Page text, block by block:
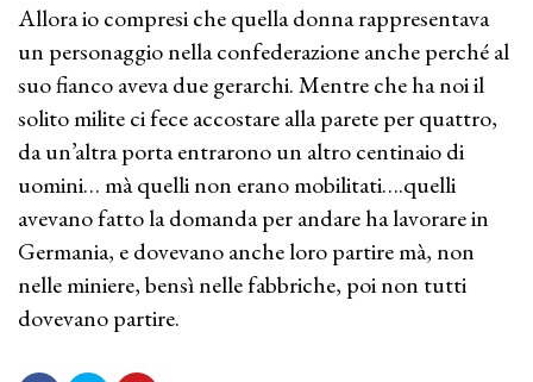
Allora io compresi che quella donna rappresentava
un personaggio nella confederazione anche perché al
suo fianco aveva due gerarchi. Mentre che ha noi il
solito milite ci fece accostare alla parete per quattro,
da un’altra porta entrarono un altro centinaio di
uomini… mà quelli non erano mobilitati….quelli
avevano fatto la domanda per andare ha lavorare in
Germania, e dovevano anche loro partire mà, non
nelle miniere, bensì nelle fabbriche, poi non tutti
dovevano partire.